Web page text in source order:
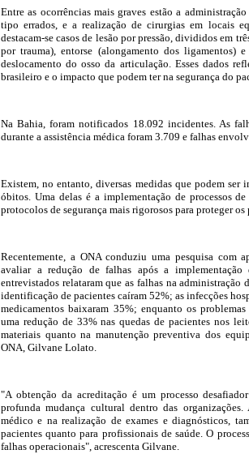
Entre as ocorrências mais graves estão a
tipo errados, e a realização de cirurgias em locais
destacam-se casos de lesão por pressão, divididos em
por trauma), entorse (alongamento dos ligamentos)
deslocamento do osso da articulação. Esses dados
brasileiro e o impacto que podem ter na segurança do
Na Bahia, foram notificados 18.092 incidentes. As
durante a assistência médica foram 3.709 e falhas
Existem, no entanto, diversas medidas que podem ser
óbitos. Uma delas é a implementação de processos
protocolos de segurança mais rigorosos para proteger os
Recentemente, a ONA conduziu uma pesquisa com
avaliar a redução de falhas após a
entrevistados relataram que as falhas na
identificação de pacientes caíram 52%; as infecções
medicamentos baixaram 35%; enquanto os
uma redução de 33% nas quedas de pacientes nos
materiais quanto na manutenção preventiva dos
ONA, Gilvane Lolato.
"A obtenção da acreditação é um processo
profunda mudança cultural dentro das
médico e na realização de exames e diagnósticos,
pacientes quanto para profissionais de saúde. O
falhas operacionais", acrescenta Gilvane.